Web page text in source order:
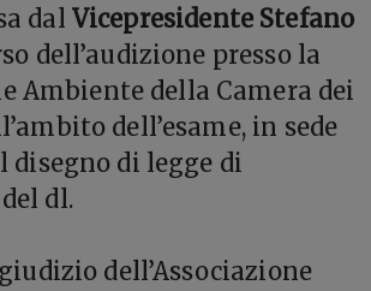
dal Vicepresidente Stefano
dell’audizione presso la
Ambiente della Camera dei
dell’esame, in sede
disegno di legge di
dl.
dell’Associazione